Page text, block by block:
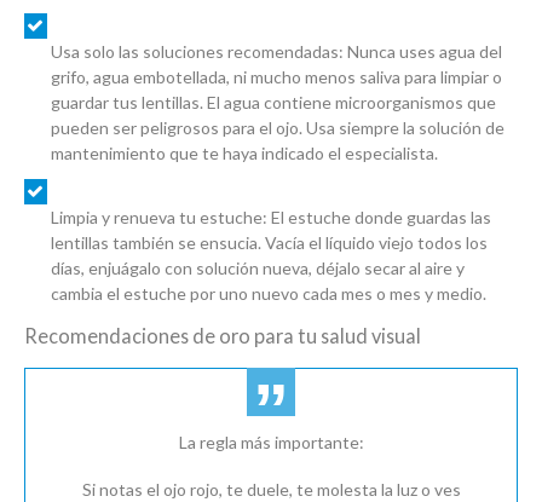
Usa solo las soluciones recomendadas: Nunca uses agua del
grifo, agua embotellada, ni mucho menos saliva para limpiar o
guardar tus lentillas. El agua contiene microorganismos que
pueden ser peligrosos para el ojo. Usa siempre la solución de
mantenimiento que te haya indicado el especialista.
Limpia y renueva tu estuche: El estuche donde guardas las
lentillas también se ensucia. Vacía el líquido viejo todos los
días, enjuágalo con solución nueva, déjalo secar al aire y
cambia el estuche por uno nuevo cada mes o mes y medio.
Recomendaciones de oro para tu salud visual
La regla más importante:
Si notas el ojo rojo, te duele, te molesta la luz o ves